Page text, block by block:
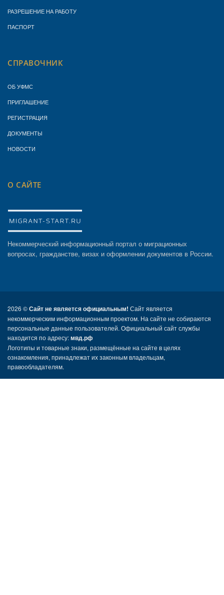
РАЗРЕШЕНИЕ НА РАБОТУ
ПАСПОРТ
СПРАВОЧНИК
ОБ УФМС
ПРИГЛАШЕНИЕ
РЕГИСТРАЦИЯ
ДОКУМЕНТЫ
НОВОСТИ
О САЙТЕ
Некоммерческий информационный портал о миграционных
вопросах, гражданстве, визах и оформлении документов в России.
2026 ©Сайт не является официальным! Сайт является
некоммерческим информационным проектом. На сайте не собираются
персональные данные пользователей. Официальный сайт службы
находится по адресу:мвд.рф
Логотипы и товарные знаки, размещённые на сайте в целях
ознакомления, принадлежат их законным владельцам,
правообладателям.